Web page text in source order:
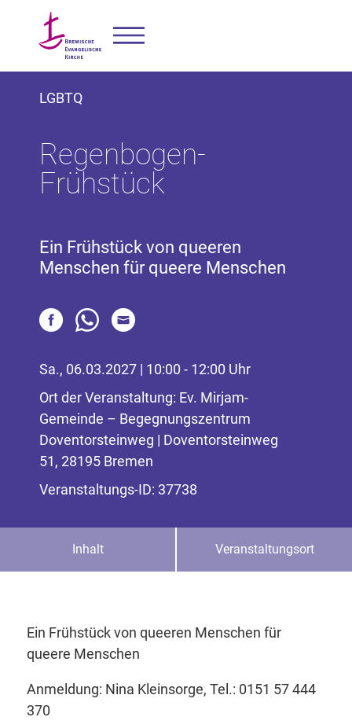
LGBTQ
Regenbogen-
Frühstück
Ein Frühstück von queeren
Menschen für queere Menschen
Sa., 06.03.2027 | 10:00 - 12:00 Uhr
Ort der Veranstaltung: Ev. Mirjam-
Gemeinde – Begegnungszentrum
Doventorsteinweg | Doventorsteinweg
51, 28195 Bremen
Veranstaltungs-ID: 37738
Inhalt Veranstaltungsort
Ein Frühstück von queeren Menschen für
queere Menschen
Anmeldung: Nina Kleinsorge, Tel.: 0151 57 444
370